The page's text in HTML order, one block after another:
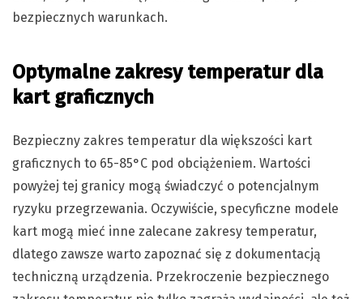
bezpiecznych warunkach.
Optymalne zakresy temperatur dla
kart graficznych
Bezpieczny zakres temperatur dla większości kart
graficznych to 65-85°C pod obciążeniem. Wartości
powyżej tej granicy mogą świadczyć o potencjalnym
ryzyku przegrzewania. Oczywiście, specyficzne modele
kart mogą mieć inne zalecane zakresy temperatur,
dlatego zawsze warto zapoznać się z dokumentacją
techniczną urządzenia. Przekroczenie bezpiecznego